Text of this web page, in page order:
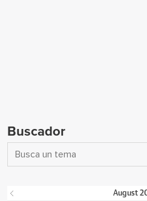
Buscador
August